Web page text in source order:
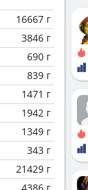
16667 г
3846 г
690 г
839 г
1471 г
1942 г
1349 г
343 г
21429 г